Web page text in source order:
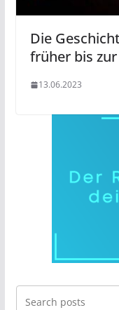
Die
früher bis
13.06.2023